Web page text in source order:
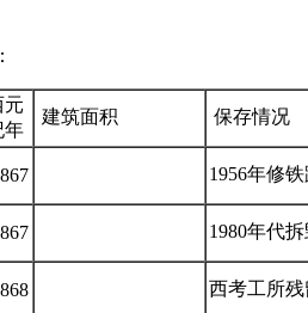
元
年
建筑面积 保存情况
1956年修
1980年代
西考工所